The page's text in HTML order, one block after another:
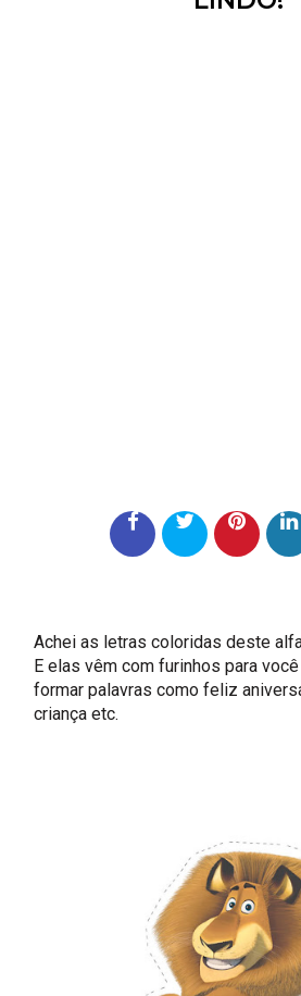
Achei as letras coloridas deste
E elas vêm com furinhos para
formar palavras como feliz
criança etc.